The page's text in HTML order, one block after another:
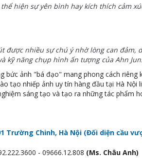
hiện sự yên bình hay kích thích cảm
được nhiều sự chú ý nhờ lòng can đảm,
kỹ năng chụp hình ấn tượng của Ahn Jun.
bức ảnh "bá đạo" mang phong cách riêng
tạo nhiếp ảnh uy tín hàng đầu tại Hà Nội
sáng tạo và tạo ra những tác phẩm
Trường Chinh, Hà Nội (Đối diện cầu
- 09666.12.808 (Ms. Châu Anh)